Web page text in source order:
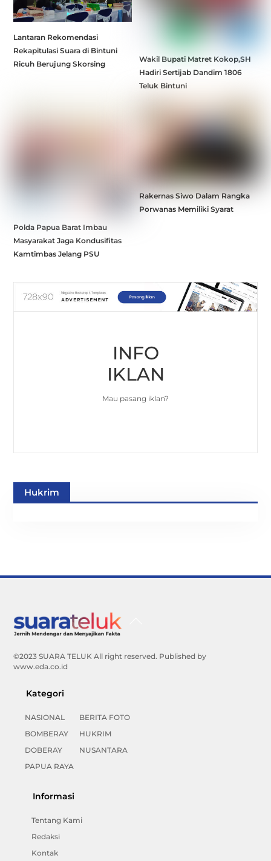
Lantaran Rekomendasi
Rekapitulasi Suara di Bintuni
Ricuh Berujung Skorsing
Wakil Bupati Matret Kokop,SH
Hadiri Sertijab Dandim 1806
Teluk Bintuni
Polda Papua Barat Imbau
Masyarakat Jaga Kondusifitas
Kamtimbas Jelang PSU
Rakernas Siwo Dalam Rangka
Porwanas Memiliki Syarat
INFO
IKLAN
Mau pasang iklan?
Hukrim
©2023 SUARA TELUK All right reserved. Published by
www.eda.co.id
Kategori
NASIONAL
BOMBERAY
DOBERAY
PAPUA RAYA
BERITA FOTO
HUKRIM
NUSANTARA
Informasi
Tentang Kami
Redaksi
Kontak